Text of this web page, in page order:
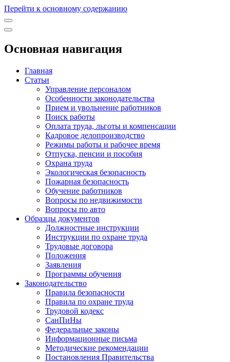
Перейти к основному содержанию
Основная навигация
Главная
Статьи
Управление персоналом
Особенности законодательства
Прием и увольнение работников
Поиск работы
Оплата труда, льготы и компенсации
Кадровое делопроизводство
Режимы работы и рабочее время
Отпуска, пенсии и пособия
Охрана труда
Экологическая безопасность
Пожарная безопасность
Обучение работников
Вопросы по недвижимости
Вопросы по авто
Образцы документов
Должностные инструкции
Инструкции по охране труда
Трудовые договора
Положения
Заявления
Программы обучения
Законодательство
Правила безопасности
Правила по охране труда
Трудовой кодекс
СанПиНы
Федеральные законы
Информационные письма
Методические рекомендации
Постановления Правительства